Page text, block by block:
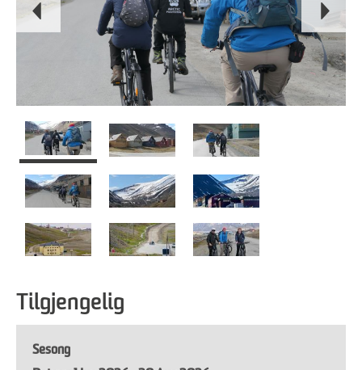
Tilgjengelig
Sesong